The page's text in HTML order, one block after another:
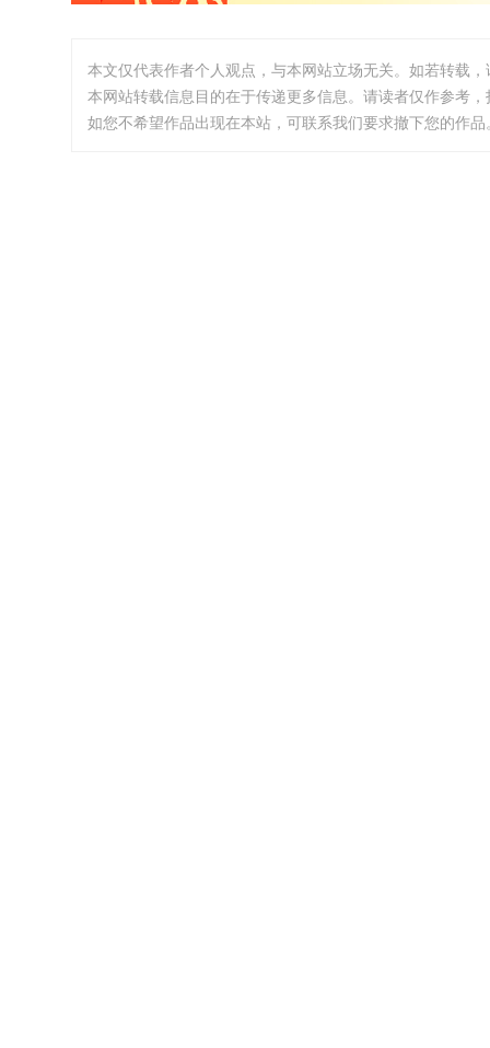
本文仅代表作者个人观点，与本网站立场无关。如若转载
本网站转载信息目的在于传递更多信息。请读者仅作参考
如您不希望作品出现在本站，可联系我们要求撤下您的作